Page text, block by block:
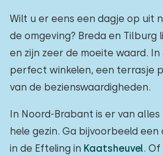
Wilt u er eens een dagje op uit
de omgeving? Breda en Tilburg
en zijn zeer de moeite waard.
perfect winkelen, een terrasje
van de bezienswaardigheden.
In Noord-Brabant is er van
hele gezin. Ga bijvoorbeeld een
in de Efteling in Kaatsheuvel.